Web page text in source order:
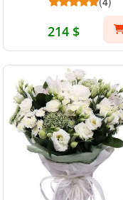
214 $